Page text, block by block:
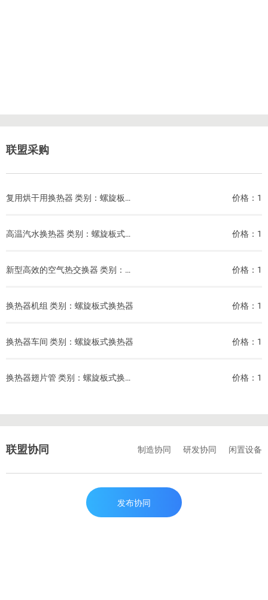
联盟采购
复用烘干用换热器 类别：螺旋板式换热器 价格：1
高温汽水换热器 类别：螺旋板式换热器 价格：1
新型高效的空气热交换器 类别：螺旋板式换热器 价格：1
换热器机组 类别：螺旋板式换热器 价格：1
换热器车间 类别：螺旋板式换热器 价格：1
换热器翅片管 类别：螺旋板式换热器 价格：1
联盟协同 制造协同 研发协同 闲置设备
发布协同